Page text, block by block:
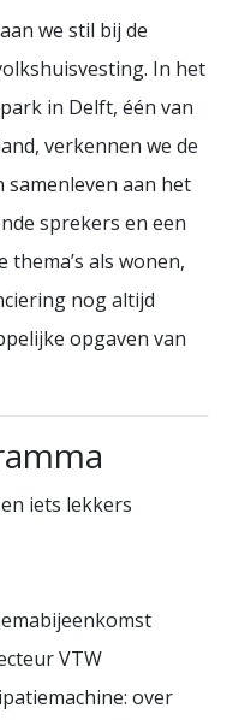
we stil bij de
In het
in Delft, één van
verkennen we de
samenleven aan het
sprekers en een
als wonen,
nog altijd
opgaven van
iets lekkers
VTW
over